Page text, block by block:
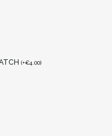
(+€4.00)